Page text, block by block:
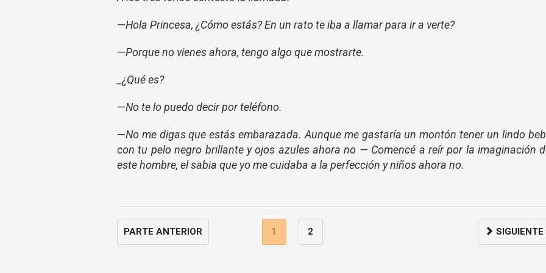
—Hola Princesa, ¿Cómo estás? En un rato te iba a llamar para ir a verte?
—Porque no vienes ahora, tengo algo que mostrarte.
_¿Qué es?
—No te lo puedo decir por teléfono.
—No me digas que estás embarazada. Aunque me gastaría un montón tener un lindo
con tu pelo negro brillante y ojos azules ahora no — Comencé a reír por la imaginación
este hombre, el sabia que yo me cuidaba a la perfección y niños ahora no.
PARTE ANTERIOR 1 2 SIGUIENTE